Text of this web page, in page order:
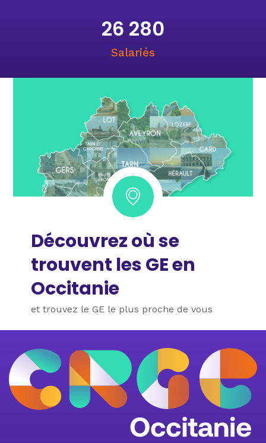
Salariés
26 286
Découvrez où se
trouvent les GE en
Occitanie
et trouvez le GE le plus proche de vous